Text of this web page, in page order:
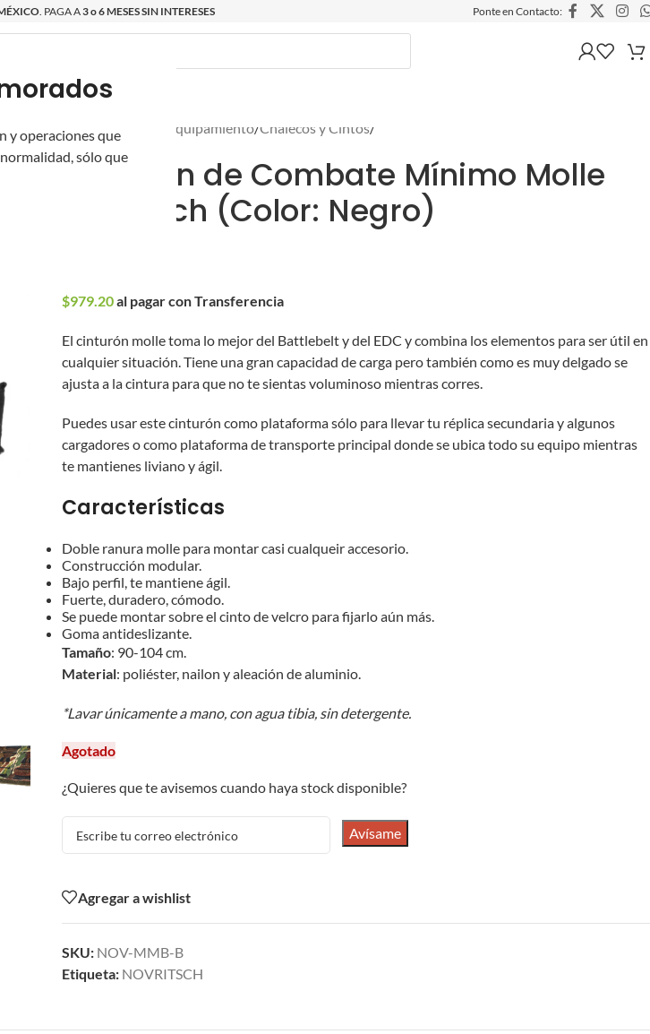
y operaciones que
sólo que
. PAGA A3 o 6 MESES SIN INTERESES Ponte en Contacto:
Inicio Equipamiento/Chalecos y Cintos/
Cinturón de Combate Mínimo Molle
Novritsch (Color: Negro)
$979.20al pagar con Transferencia
El cinturón molle toma lo mejor del Battlebelt y del EDC y combina los elementos para ser útil en
cualquier situación. Tiene una gran capacidad de carga pero también como es muy delgado se
ajusta a la cintura para que no te sientas voluminoso mientras corres.
Puedes usar este cinturón como plataforma sólo para llevar tu réplica secundaria y algunos
cargadores o como plataforma de transporte principal donde se ubica todo su equipo mientras
te mantienes liviano y ágil.
Características
Doble ranura molle para montar casi cualqueir accesorio.
Construcción modular.
Bajo perfil, te mantiene ágil.
Fuerte, duradero, cómodo.
Se puede montar sobre el cinto de velcro para fijarlo aún más.
Goma antideslizante.
Tamaño: 90-104 cm.
Material: poliéster, nailon y aleación de aluminio.
*Lavar únicamente a mano, con agua tibia, sin detergente.
Agotado
¿Quieres que te avisemos cuando haya stock disponible?
Avísame
Agregar a wishlist
SKU: NOV-MMB-B
Etiqueta: NOVRITSCH